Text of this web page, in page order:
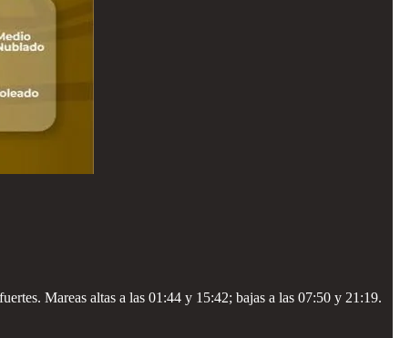
Mareas altas a las 01:44 y 15:42; bajas a las 07:50 y 21:19.